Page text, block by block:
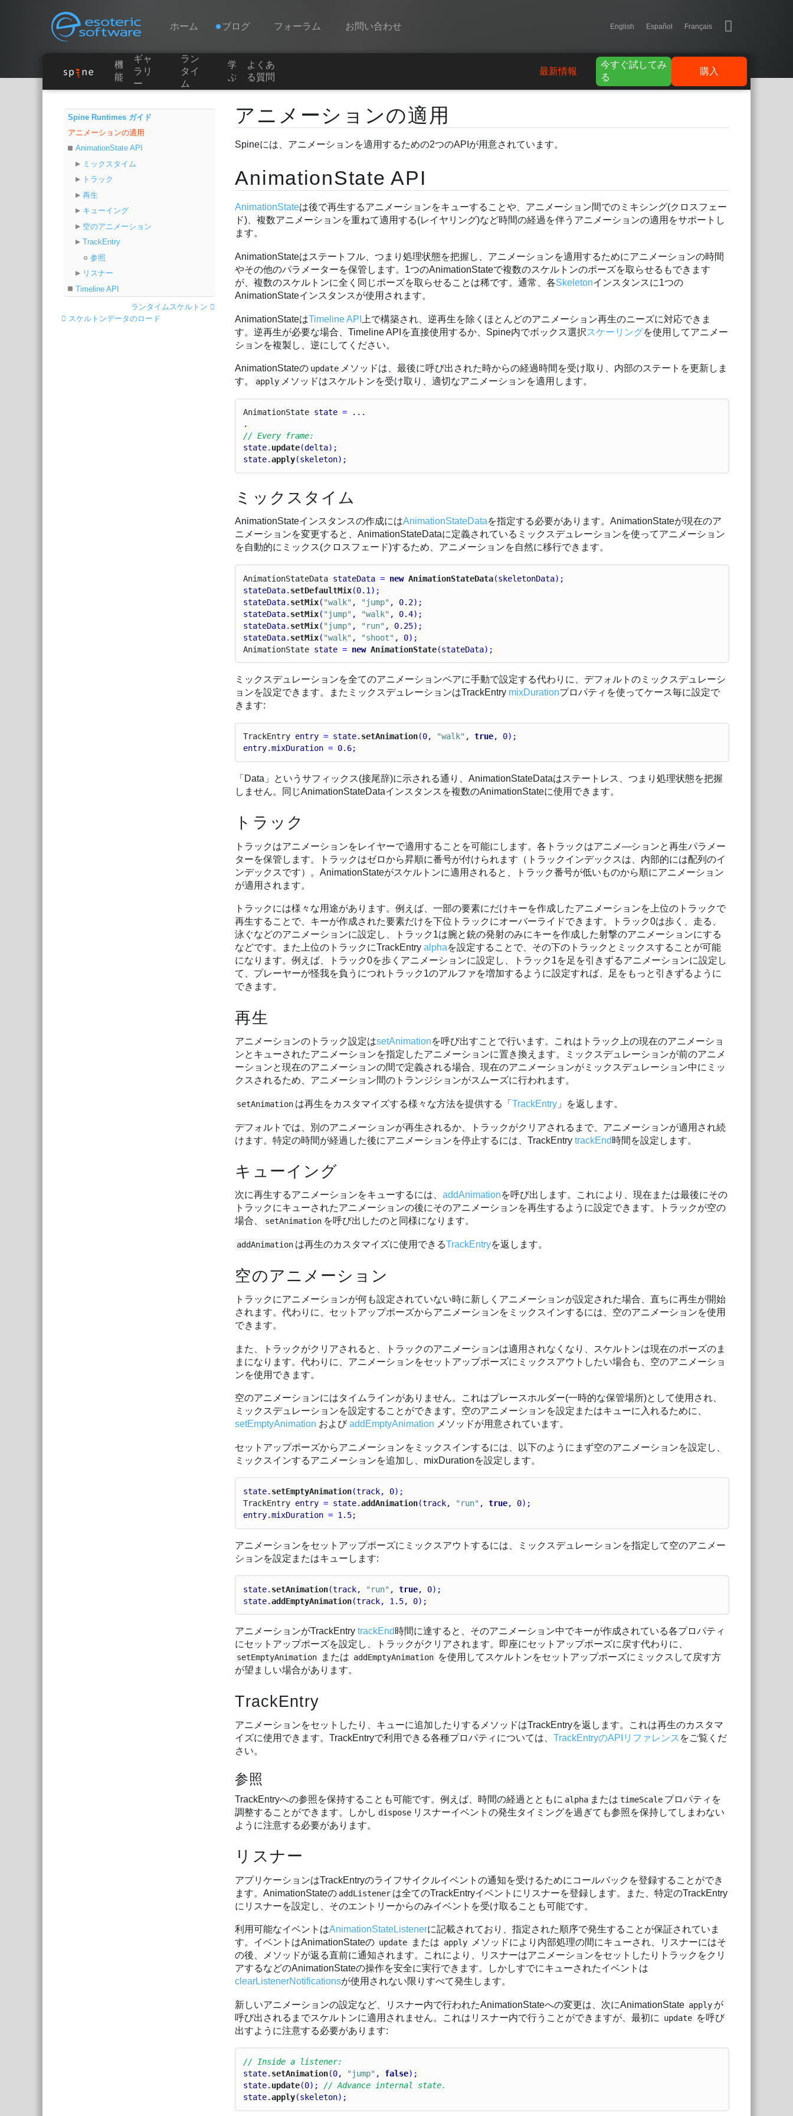
Esoteric Software
Navigation
ホーム ブログ フォーラム お問い合わせ English Español Français
ギャラリー
ランタイム
よくある質問
今すぐ試してみる
機
能
ギャ
ラリ
ー
ラン
タイ
ム
学
ぶ
よくあ
る質問
購入
今すぐ試してみ
る
最新情報
Main Content
Spine Runtimes ガイド
アニメーションの適用
AnimationState API
ミックスタイム
トラック
再生
キューイング
空のアニメーション
TrackEntry
参照
リスナー
Timeline API
ランタイムスケルトン
スケルトンデータのロード
アニメーションの適用
Spineには、アニメーションを適用するための2つのAPIが用意されています。
AnimationState API
AnimationStateは後で再生するアニメーションをキューすることや、アニメーション間でのミキシング(クロスフェー
ド)、複数アニメーションを重ねて適用する(レイヤリング)など時間の経過を伴うアニメーションの適用をサポートし
ます。
AnimationStateはステートフル、つまり処理状態を把握し、アニメーションを適用するためにアニメーションの時間
やその他のパラメーターを保管します。1つのAnimationStateで複数のスケルトンのポーズを取らせるもできます
が、複数のスケルトンに全く同じポーズを取らせることは稀です。通常、各Skeletonインスタンスに1つの
AnimationStateインスタンスが使用されます。
AnimationStateはTimeline API
上で構築され、逆再生を除くほとんどのアニメーション再生のニーズに対応できま
す。逆再生が必要な場合、Timeline APIを直接使用するか、Spine内でボックス選択スケーリングを使用してアニメー
ションを複製し、逆にしてください。
AnimationStateの update メソッドは、最後に呼び出された時からの経過時間を受け取り、内部のステートを更新しま
す。
apply メソッドはスケルトンを受け取り、適切なアニメーションを適用します。
AnimationState state = ...
.
// Every frame:
state. update(delta);
state.apply(skeleton);
ミックスタイム
AnimationStateインスタンスの作成にはAnimationStateDataを指定する必要があります。AnimationStateが現在のア
ニメーションを変更すると、AnimationStateDataに定義されているミックスデュレーションを使ってアニメーション
を自動的にミックス(クロスフェード)するため、アニメーションを自然に移行できます。
AnimationStateData stateData = new AnimationStateData(skeletonData);
stateData. setDefaultMix(0.1 );
stateData. setMix( "walk" , "jump" , 0.2);
stateData. setMix( "jump" , "walk" , 0.4);
stateData. setMix( "jump" , "run" , 0.25);
stateData. setMix( "walk" , "shoot" , 0);
AnimationState state = new AnimationState(stateData);
ミックスデュレーションを全てのアニメーションペアに手動で設定する代わりに、デフォルトのミックスデュレーシ
ョンを設定できます。またミックスデュレーションはTrackEntry mixDurationプロパティを使ってケース毎に設定で
きます:
TrackEntry entry = state. setAnimation(0, "walk" , true, 0);
entry.mixDuration = 0.6;
「Data」というサフィックス(接尾辞)に示される通り、AnimationStateDataはステートレス、つまり処理状態を把握
しません。同じAnimationStateDataインスタンスを複数のAnimationStateに使用できます。
トラック
トラックはアニメーションをレイヤーで適用することを可能にします。各トラックはアニメ―ションと再生パラメー
ターを保管します。トラックはゼロから昇順に番号が付けられます（トラックインデックスは、内部的には配列のイ
ンデックスです）。AnimationStateがスケルトンに適用されると、トラック番号が低いものから順にアニメーション
が適用されます。
トラックには様々な用途があります。例えば、一部の要素にだけキーを作成したアニメーションを上位のトラックで
再生することで、キーが作成された要素だけを下位トラックにオーバーライドできます。トラック0は歩く、走る、
泳ぐなどのアニメーションに設定し、トラック1は腕と銃の発射のみにキーを作成した射撃のアニメーションにする
などです。また上位のトラックにTrackEntryalphaを設定することで、その下のトラックとミックスすることが可能
になります。例えば、トラック0を歩くアニメーションに設定し、トラック1を足を引きずるアニメーションに設定し
て、プレーヤーが怪我を負うにつれトラック1のアルファを増加するように設定すれば、足をもっと引きずるように
できます。
再生
アニメーションのトラック設定はsetAnimationを呼び出すことで行います。これはトラック上の現在のアニメーショ
ンとキューされたアニメーションを指定したアニメーションに置き換えます。ミックスデュレーションが前のアニメ
ーションと現在のアニメーションの間で定義される場合、現在のアニメーションがミックスデュレーション中にミッ
クスされるため、アニメーション間のトランジションがスムーズに行われます。
setAnimation は再生をカスタマイズする様々な方法を提供する「TrackEntry 」を返します。
デフォルトでは、別のアニメーションが再生されるか、トラックがクリアされるまで、アニメーションが適用され続
けます。特定の時間が経過した後にアニメーションを停止するには、TrackEntrytrackEnd時間を設定します。
キューイング
次に再生するアニメーションをキューするには、addAnimationを呼び出します。これにより、現在または最後にその
トラックにキューされたアニメーションの後にそのアニメーションを再生するように設定できます。トラックが空の
場合、
setAnimation を呼び出したのと同様になります。
addAnimation は再生のカスタマイズに使用できるTrackEntryを返します。
空のアニメーション
トラックにアニメーションが何も設定されていない時に新しくアニメーションが設定された場合、直ちに再生が開始
されます。代わりに、セットアップポーズからアニメーションをミックスインするには、空のアニメーションを使用
できます。
また、トラックがクリアされると、トラックのアニメーションは適用されなくなり、スケルトンは現在のポーズのま
まになります。代わりに、アニメーションをセットアップポーズにミックスアウトしたい場合も、空のアニメーショ
ンを使用できます。
空のアニメーションにはタイムラインがありません。これはプレースホルダー(一時的な保管場所)として使用され、
ミックスデュレーションを設定することができます。空のアニメーションを設定またはキューに入れるために、
setEmptyAnimation およびaddEmptyAnimation メソッドが用意されています。
セットアップポーズからアニメーションをミックスインするには、以下のようにまず空のアニメーションを設定し、
ミックスインするアニメーションを追加し、mixDurationを設定します。
state. setEmptyAnimation(track, 0);
TrackEntry entry = state.addAnimation(track, "run" , true, 0);
entry.mixDuration = 1.5;
アニメーションをセットアップポーズにミックスアウトするには、ミックスデュレーションを指定して空のアニメー
ションを設定またはキューします:
state. setAnimation(track, "run" , true, 0);
state.addEmptyAnimation(track, 1.5, 0);
アニメーションがTrackEntrytrackEnd時間に達すると、そのアニメーション中でキーが作成されている各プロパティ
にセットアップポーズを設定し、トラックがクリアされます。即座にセットアップポーズに戻す代わりに、
setEmptyAnimation または addEmptyAnimation を使用してスケルトンをセットアップポーズにミックスして戻す方
が望ましい場合があります。
TrackEntry
アニメーションをセットしたり、キューに追加したりするメソッドはTrackEntryを返します。これは再生のカスタマ
イズに使用できます。TrackEntryで利用できる各種プロパティについては、TrackEntryのAPIリファレンス をご覧くだ
さい。
参照
TrackEntryへの参照を保持することも可能です。例えば、時間の経過とともに alpha または timeScale プロパティを
調整することができます。しかし dispose リスナーイベントの発生タイミングを過ぎても参照を保持してしまわない
ように注意する必要があります。
リスナー
アプリケーションはTrackEntryのライフサイクルイベントの通知を受けるためにコールバックを登録することができ
ます。AnimationStateの addListener は全てのTrackEntryイベントにリスナーを登録します。また、特定のTrackEntry
にリスナーを設定し、そのエントリーからのみイベントを受け取ることも可能です。
利用可能なイベントはAnimationStateListenerに記載されており、指定された順序で発生することが保証されていま
す。イベントはAnimationStateの update または apply
メソッドにより内部処理の間にキューされ、リスナーにはそ
の後、メソッドが返る直前に通知されます。これにより、リスナーはアニメーションをセットしたりトラックをクリ
アするなどのAnimationStateの操作を安全に実行できます。しかしすでにキューされたイベントは
clearListenerNotificationsが使用されない限りすべて発生します。
新しいアニメーションの設定など、リスナー内で行われたAnimationStateへの変更は、次にAnimationState apply が
呼び出されるまでスケルトンに適用されません。これはリスナー内で行うことができますが、最初に
update を呼び
出すように注意する必要があります:
// Inside a listener:
state. setAnimation(0, "jump" , false);
state. update(0); // Advance internal state.
state.apply(skeleton);